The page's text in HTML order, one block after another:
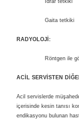
Gaita tetkiki
RADYOLOJİ:
Röntgen ile
ACİL SERVİSTEN
Acil servislerde
içerisinde kesin tanısı
endikasyonu bulunan